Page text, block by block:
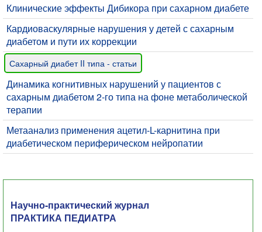
Клинические эффекты Дибикора при сахарном диабете
Кардиоваскулярные нарушения у детей с сахарным
диабетом и пути их коррекции
Сахарный диабет II типа - статьи
Динамика когнитивных нарушений у пациентов с
сахарным диабетом 2-го типа на фоне метаболической
терапии
Метаанализ применения ацетил-L-карнитина при
диабетическом периферическом нейропатии
Научно-практический журнал
ПРАКТИКА ПЕДИАТРА